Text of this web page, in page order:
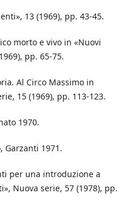
13 (1969), pp. 43-45.
morto e vivo in «Nuovi
pp. 65-75.
Al Circo Massimo in
15 (1969), pp. 113-123.
1970.
Garzanti 1971.
per una introduzione a
Nuova serie, 57 (1978), pp.